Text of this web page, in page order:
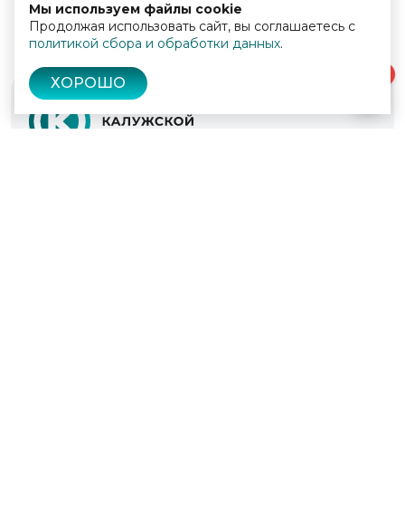
Мы используем файлы cookie
Продолжая использовать сайт, вы соглашаетесь с
политикой сбора и обработки данных.
ХОРОШО